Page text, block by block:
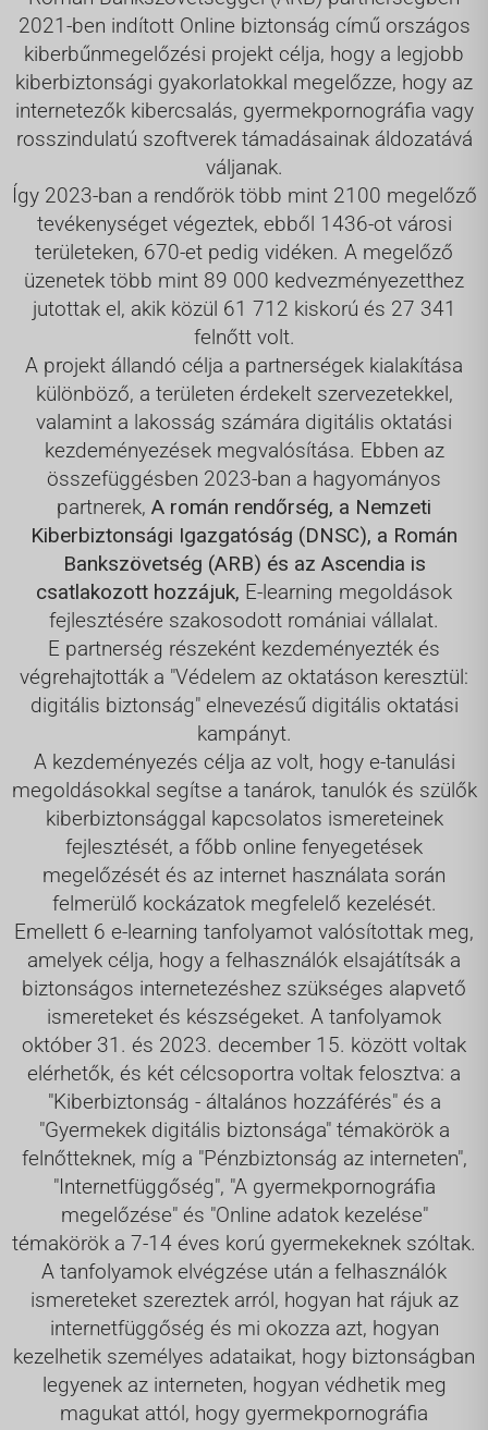
2021-ben indított Online biztonság című országos
kiberbűnmegelőzési projekt célja, hogy a legjobb
kiberbiztonsági gyakorlatokkal megelőzze, hogy az
internetezők kibercsalás, gyermekpornográfia vagy
rosszindulatú szoftverek támadásainak áldozatává
váljanak.
Így 2023-ban a rendőrök több mint 2100 megelőző
tevékenységet végeztek, ebből 1436-ot városi
területeken, 670-et pedig vidéken. A megelőző
üzenetek több mint 89 000 kedvezményezetthez
jutottak el, akik közül 61 712 kiskorú és 27 341
felnőtt volt.
A projekt állandó célja a partnerségek kialakítása
különböző, a területen érdekelt szervezetekkel,
valamint a lakosság számára digitális oktatási
kezdeményezések megvalósítása. Ebben az
összefüggésben 2023-ban a hagyományos
partnerek, A román rendőrség, a Nemzeti
Kiberbiztonsági Igazgatóság (DNSC), a Román
Bankszövetség (ARB) és az Ascendia is
csatlakozott hozzájuk, E-learning megoldások
fejlesztésére szakosodott romániai vállalat.
E partnerség részeként kezdeményezték és
végrehajtották a "Védelem az oktatáson keresztül:
digitális biztonság" elnevezésű digitális oktatási
kampányt.
A kezdeményezés célja az volt, hogy e-tanulási
megoldásokkal segítse a tanárok, tanulók és szülők
kiberbiztonsággal kapcsolatos ismereteinek
fejlesztését, a főbb online fenyegetések
megelőzését és az internet használata során
felmerülő kockázatok megfelelő kezelését.
Emellett 6 e-learning tanfolyamot valósítottak meg,
amelyek célja, hogy a felhasználók elsajátítsák a
biztonságos internetezéshez szükséges alapvető
ismereteket és készségeket. A tanfolyamok
október 31. és 2023. december 15. között voltak
elérhetők, és két célcsoportra voltak felosztva: a
"Kiberbiztonság - általános hozzáférés" és a
"Gyermekek digitális biztonsága" témakörök a
felnőtteknek, míg a "Pénzbiztonság az interneten",
"Internetfüggőség", "A gyermekpornográfia
megelőzése" és "Online adatok kezelése"
témakörök a 7-14 éves korú gyermekeknek szóltak.
A tanfolyamok elvégzése után a felhasználók
ismereteket szereztek arról, hogyan hat rájuk az
internetfüggőség és mi okozza azt, hogyan
kezelhetik személyes adataikat, hogy biztonságban
legyenek az interneten, hogyan védhetik meg
magukat attól, hogy gyermekpornográfia